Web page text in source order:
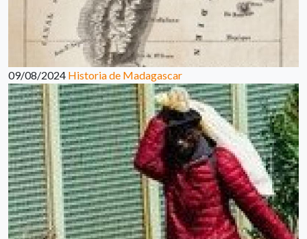
09/08/2024 Historia de Madagascar